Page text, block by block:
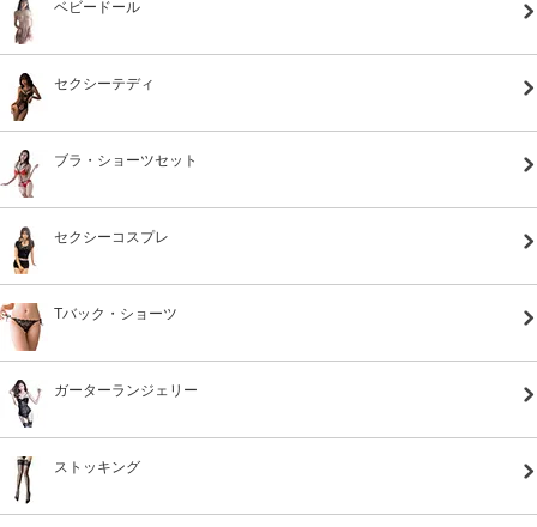
ベビードール
セクシーテディ
ブラ・ショーツセット
セクシーコスプレ
Tバック・ショーツ
ガーターランジェリー
ストッキング